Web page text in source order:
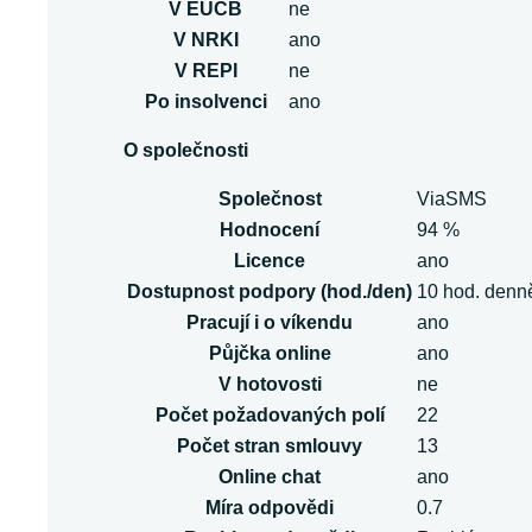
V EUCB
ne
V NRKI
ano
V REPI
ne
Po insolvenci
ano
O společnosti
Společnost
ViaSMS
Hodnocení
94 %
Licence
ano
Dostupnost podpory (hod./den) 10 hod.
Pracují i o víkendu
ano
Půjčka online
ano
V hotovosti
ne
Počet požadovaných polí
22
Počet stran smlouvy
13
Online chat
ano
Míra odpovědi
0.7